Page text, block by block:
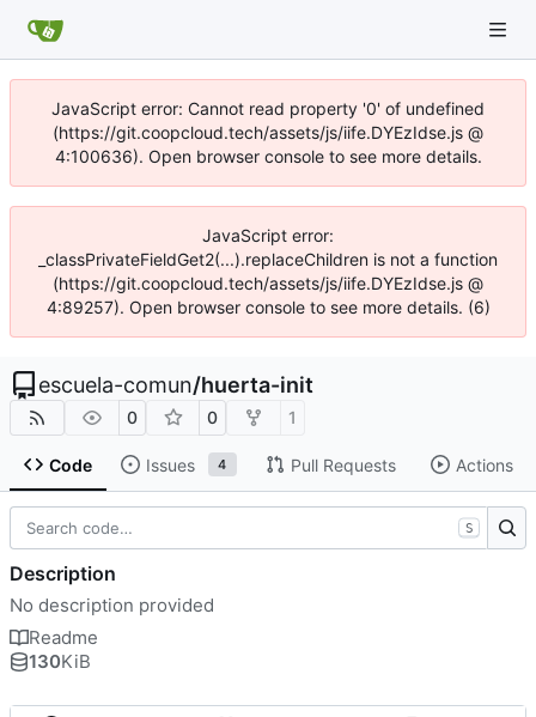
JavaScript error: Cannot read property '0' of undefined
(https://git.coopcloud.tech/assets/js/iife.DYEzIdse.js @
4:100636). Open browser console to see more details.
JavaScript error:
_classPrivateFieldGet2(...).replaceChildren is not a function
(https://git.coopcloud.tech/assets/js/iife.DYEzIdse.js @
4:89257). Open browser console to see more details. (6)
escuela-comun/huerta-init
0 0 1
Code Issues 4 Pull Requests Actions
S
Description
No description provided
Readme
130KiB